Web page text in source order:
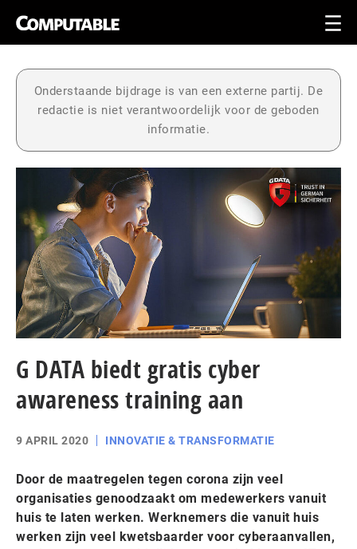
Onderstaande bijdrage is van een externe partij. De
redactie is niet verantwoordelijk voor de geboden
informatie.
G DATA biedt gratis cyber
awareness training aan
9 APRIL 2020 INNOVATIE & TRANSFORMATIE
Door de maatregelen tegen corona zijn veel
organisaties genoodzaakt om medewerkers vanuit
huis te laten werken. Werknemers die vanuit huis
werken zijn veel kwetsbaarder voor cyberaanvallen,